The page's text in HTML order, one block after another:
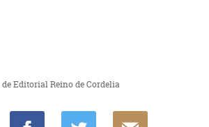
Editorial Reino de Cordelia